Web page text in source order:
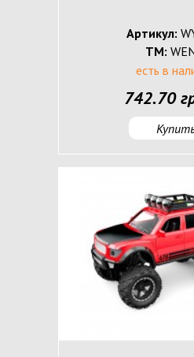
Артикул:
ТМ:
есть в
742.70